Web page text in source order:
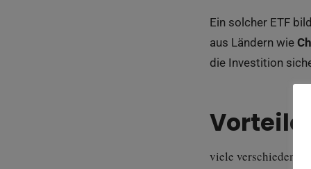
Ein solcher ETF
aus Ländern wie
die Investition
Vorteile
viele verschiedene